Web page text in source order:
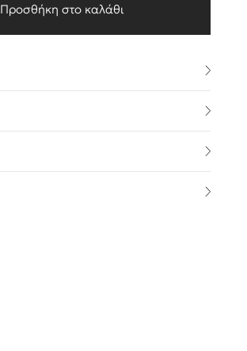
Προσθήκη στο καλάθι